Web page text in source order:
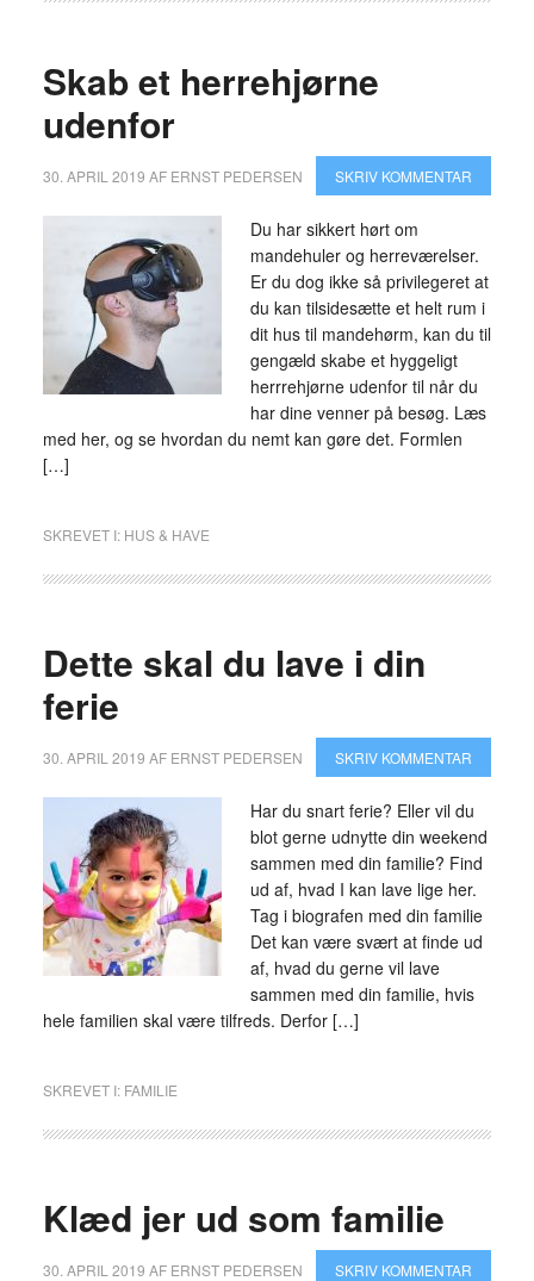
Skab et herrehjørne
udenfor
30. APRIL 2019 AF ERNST PEDERSEN SKRIV KOMMENTAR
Du har sikkert hørt om
mandehuler og herreværelser.
Er du dog ikke så privilegeret at
du kan tilsidesætte et helt rum i
dit hus til mandehørm, kan du til
gengæld skabe et hyggeligt
herrrehjørne udenfor til når du
har dine venner på besøg. Læs
med her, og se hvordan du nemt kan gøre det. Formlen
[…]
SKREVET I: HUS & HAVE
Dette skal du lave i din
ferie
30. APRIL 2019 AF ERNST PEDERSEN SKRIV KOMMENTAR
Har du snart ferie? Eller vil du
blot gerne udnytte din weekend
sammen med din familie? Find
ud af, hvad I kan lave lige her.
Tag i biografen med din familie
Det kan være svært at finde ud
af, hvad du gerne vil lave
sammen med din familie, hvis
hele familien skal være tilfreds. Derfor […]
SKREVET I: FAMILIE
Klæd jer ud som familie
30. APRIL 2019 AF ERNST PEDERSEN SKRIV KOMMENTAR